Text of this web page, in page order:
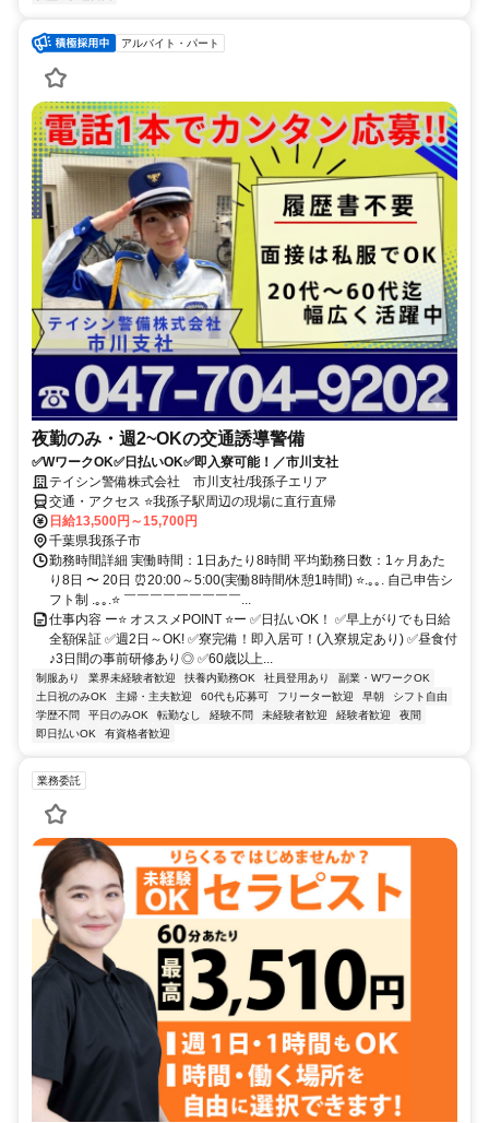
アルバイト・パート
夜勤のみ・週2~OKの交通誘導警備
✅WワークOK✅日払いOK✅即入寮可能！／市川支社
テイシン警備株式会社 市川支社/我孫子エリア
交通・アクセス ⭐我孫子駅周辺の現場に直行直帰
日給13,500円～15,700円
千葉県我孫子市
勤務時間詳細 実働時間：1日あたり8時間 平均勤務日数：1ヶ月あた
り8日 〜 20日 ⏰20:00～5:00(実働8時間/休憩1時間) ⭐.｡｡. 自己申告シ
フト制 .｡｡.⭐ ￣￣￣￣￣￣￣￣￣...
仕事内容 ー⭐ オススメPOINT ⭐ー ✅日払いOK！ ✅早上がりでも日給
全額保証 ✅週2日～OK! ✅寮完備！即入居可！(入寮規定あり) ✅昼食付
♪3日間の事前研修あり◎ ✅60歳以上...
制服あり 業界未経験者歓迎 扶養内勤務OK 社員登用あり
副業・WワークOK
土日祝のみOK
主婦・主夫歓迎 60代も応募可 フリーター歓迎 早朝
シフト自由
学歴不問
平日のみOK 転勤なし 経験不問 未経験者歓迎 経験者歓迎
夜間
即日払いOK
有資格者歓迎
業務委託